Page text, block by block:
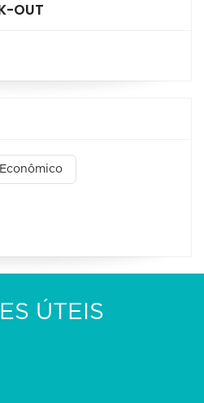
OUT
Econômico
ÚTEIS